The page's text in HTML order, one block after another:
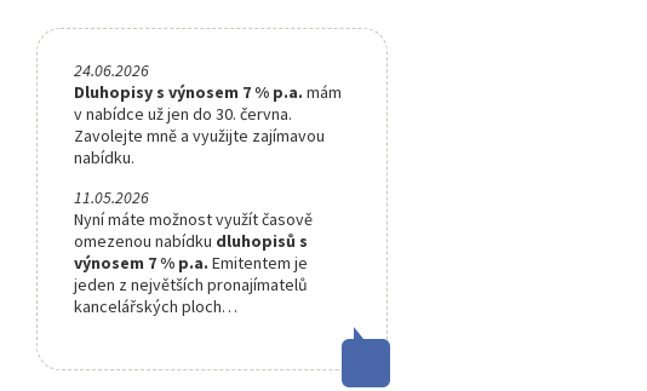
24.06.2026
Dluhopisy s výnosem 7 % p.a. mám
v nabídce už jen do 30. června.
Zavolejte mně a využijte zajímavou
nabídku.
11.05.2026
Nyní máte možnost využít časově
omezenou nabídku dluhopisů s
výnosem 7 % p.a. Emitentem je
jeden z největších pronajímatelů
kancelářských ploch…